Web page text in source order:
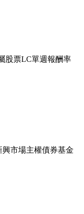
股票LC單週報酬率
興市場主權債券基金